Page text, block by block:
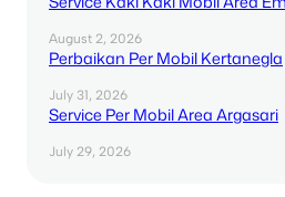
August 2, 2026
Perbaikan Per Mobil Kertanegla
July 31, 2026
Service Per Mobil Area Argasari
July 29, 2026